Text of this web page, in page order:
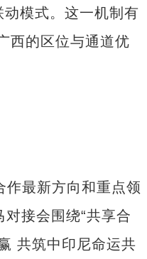
模式。这一机制有
西的区位与通道优
最新方向和重点领
接会围绕“共享合
共筑中印尼命运共